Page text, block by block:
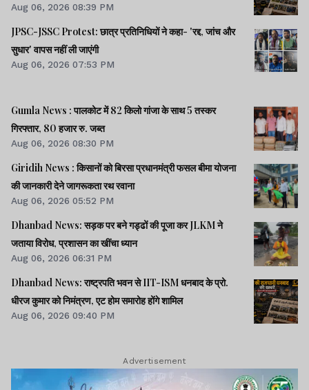
Aug 06, 2026 08:39 PM
JPSC-JSSC Protest: छात्र प्रतिनिधियों ने कहा- 'रद्द, जांच और
सुधार' वापस नहीं ली जाएंगी
Aug 06, 2026 07:53 PM
Gumla News : पालकोट में 82 किलो गांजा के साथ 5 तस्कर
गिरफ्तार, 80 हजार रु. जब्त
Aug 06, 2026 08:30 PM
Giridih News : किसानों को बिरसा प्रधानमंत्री फसल बीमा योजना
की जानकारी देने जागरूकता रथ रवाना
Aug 06, 2026 05:52 PM
Dhanbad News: सड़क पर बने गड्ढों की पूजा कर JLKM ने
जताया विरोध, प्रशासन का खींचा ध्यान
Aug 06, 2026 06:31 PM
Dhanbad News: राष्ट्रपति भवन से IIT-ISM धनबाद के प्रो.
धीरज कुमार को निमंत्रण, एट होम समारोह होंगे शामिल
Aug 06, 2026 09:40 PM
Advertisement